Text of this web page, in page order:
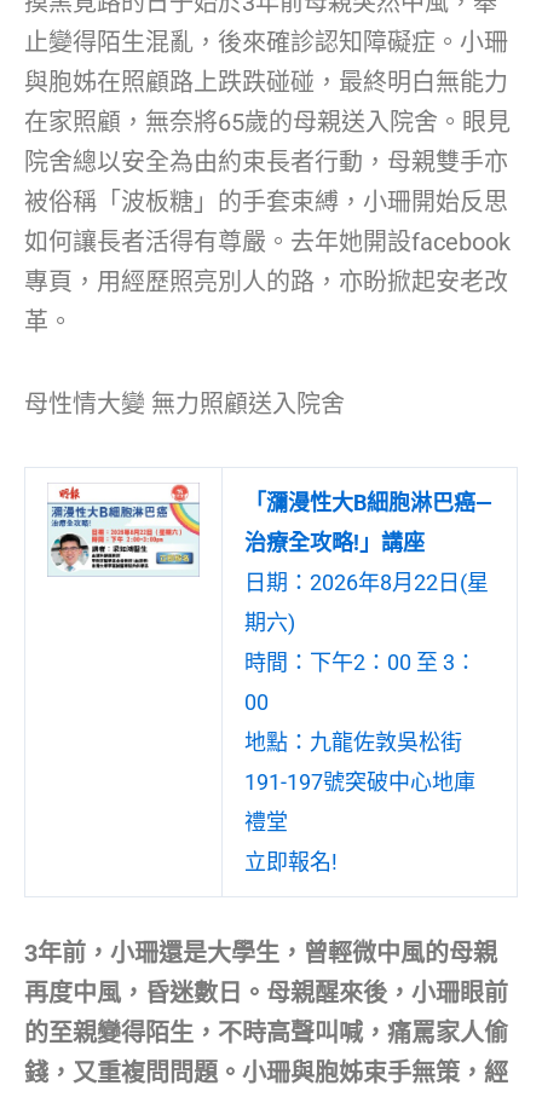
止變得陌生混亂，後來確診認知障礙症。小珊
與胞姊在照顧路上跌跌碰碰，最終明白無能力
在家照顧，無奈將65歲的母親送入院舍。眼見
院舍總以安全為由約束長者行動，母親雙手亦
被俗稱「波板糖」的手套束縛，小珊開始反思
如何讓長者活得有尊嚴。去年她開設facebook
專頁，用經歷照亮別人的路，亦盼掀起安老改
革。
母性情大變 無力照顧送入院舍
「瀰漫性大B細胞淋巴癌—
治療全攻略!」講座
日期：2026年8月22日(星
期六)
時間：下午2：00 至 3：
00
地點：九龍佐敦吳松街
191-197號突破中心地庫
禮堂
立即報名!
3年前，小珊還是大學生，曾輕微中風的母親
再度中風，昏迷數日。母親醒來後，小珊眼前
的至親變得陌生，不時高聲叫喊，痛罵家人偷
錢，又重複問問題。小珊與胞姊束手無策，經